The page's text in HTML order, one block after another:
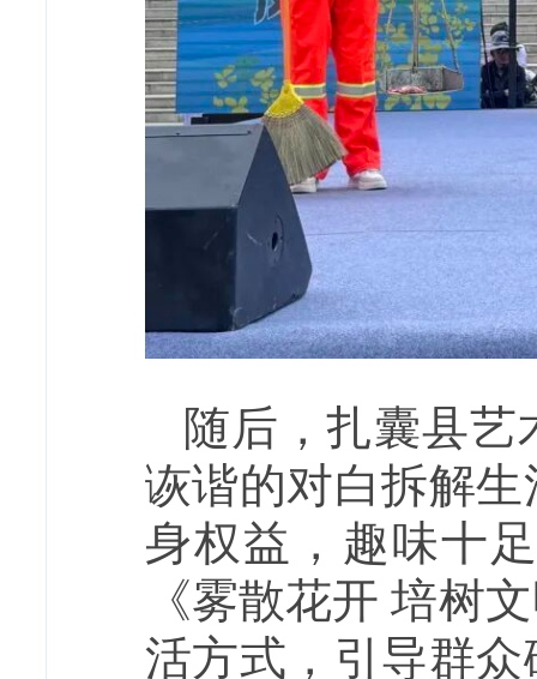
随后，扎囊县
诙谐的对白拆解
身权益，趣味十
《雾散花开 培树
活方式，引导群